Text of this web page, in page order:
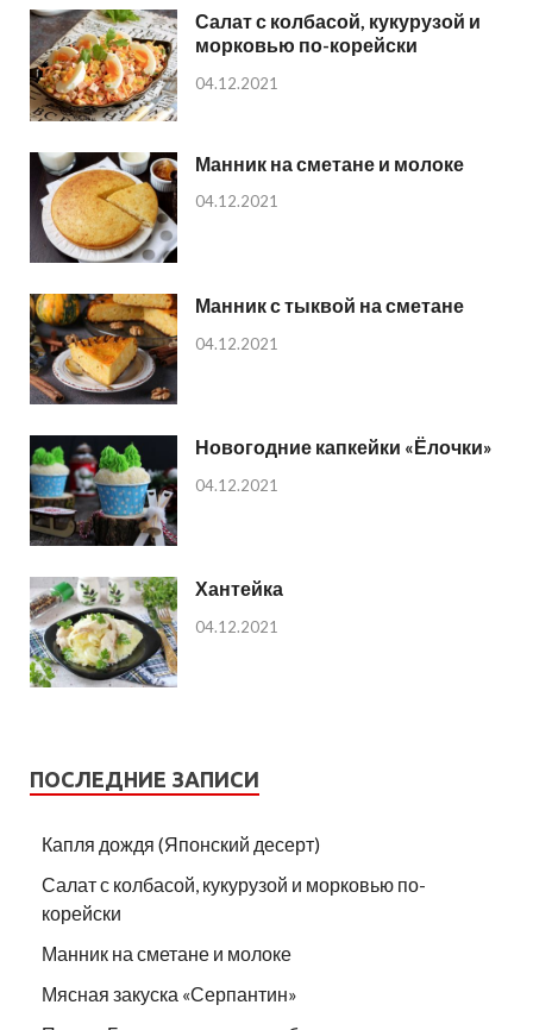
Салат с колбасой, кукурузой и
морковью по-корейски
04.12.2021
Манник на сметане и молоке
04.12.2021
Манник с тыквой на сметане
04.12.2021
Новогодние капкейки «Ёлочки»
04.12.2021
Хантейка
04.12.2021
ПОСЛЕДНИЕ ЗАПИСИ
Капля дождя (Японский десерт)
Салат с колбасой, кукурузой и морковью по-
корейски
Манник на сметане и молоке
Мясная закуска «Серпантин»